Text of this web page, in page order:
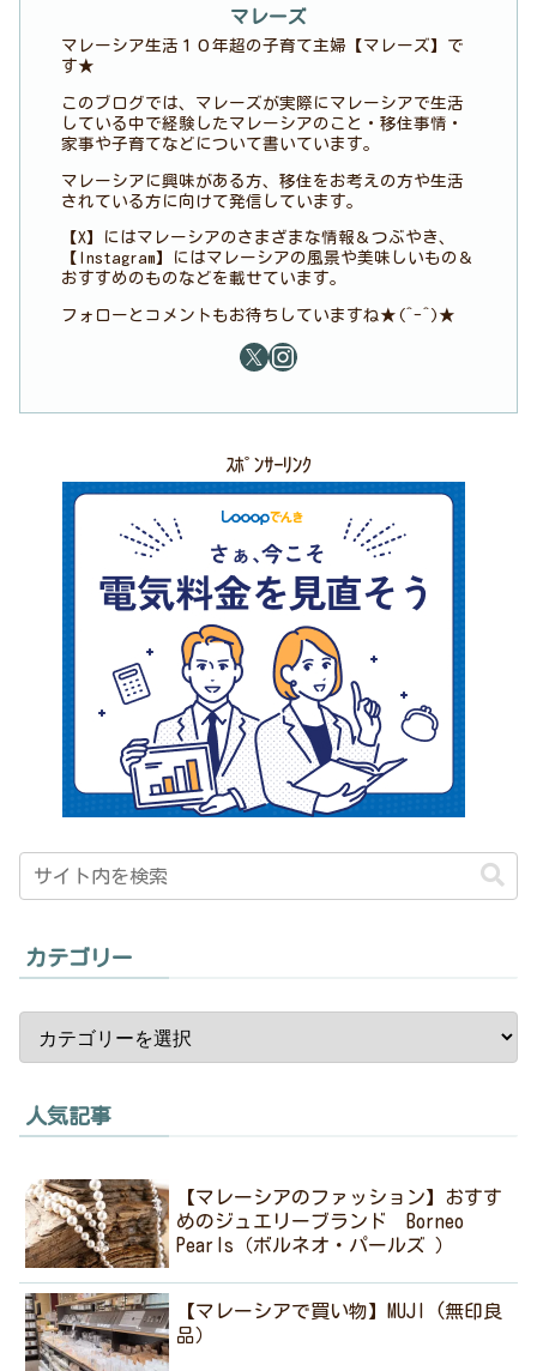
マレーズ
マレーシア生活１０年超の子育て主婦【マレーズ】で
す★
このブログでは、マレーズが実際にマレーシアで生活
している中で経験したマレーシアのこと・移住事情・
家事や子育てなどについて書いています。
マレーシアに興味がある方、移住をお考えの方や生活
されている方に向けて発信しています。
【X】にはマレーシアのさまざまな情報＆つぶやき、
【Instagram】にはマレーシアの風景や美味しいもの＆
おすすめのものなどを載せています。
フォローとコメントもお待ちしていますね★(^-^)★
ｽﾎﾟﾝｻｰﾘﾝｸ
カテゴリー
人気記事
【マレーシアのファッション】おすす
めのジュエリーブランド Borneo
Pearls（ボルネオ・パールズ ）
【マレーシアで買い物】MUJI (無印良
品）